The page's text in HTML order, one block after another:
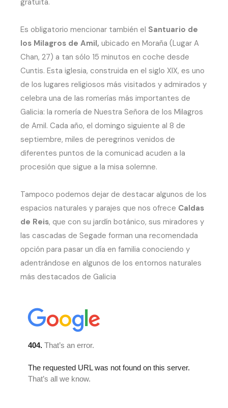
gratuita.
Es obligatorio mencionar también el Santuario de
los Milagros de Amil, ubicado en Moraña (Lugar A
Chan, 27) a tan sólo 15 minutos en coche desde
Cuntis. Esta iglesia, construida en el siglo XIX, es uno
de los lugares religiosos más visitados y admirados y
celebra una de las romerías más importantes de
Galicia: la romería de Nuestra Señora de los Milagros
de Amil. Cada año, el domingo siguiente al 8 de
septiembre, miles de peregrinos venidos de
diferentes puntos de la comunicad acuden a la
procesión que sigue a la misa solemne.
Tampoco podemos dejar de destacar algunos de los
espacios naturales y parajes que nos ofrece Caldas
de Reis, que con su jardín botánico, sus miradores y
las cascadas de Segade forman una recomendada
opción para pasar un día en familia conociendo y
adentrándose en algunos de los entornos naturales
más destacados de Galicia